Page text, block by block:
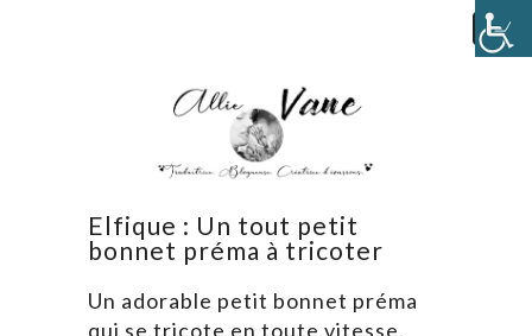
Elfique : Un tout petit
bonnet préma à tricoter
Un adorable petit bonnet préma
qui se tricote en toute vitesse.